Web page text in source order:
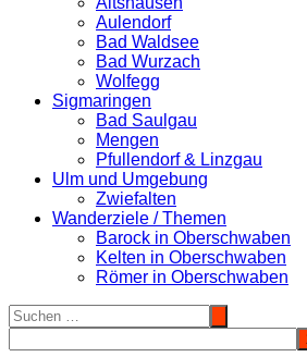
Aulendorf
Bad Waldsee
Bad Wurzach
Wolfegg
Sigmaringen
Bad Saulgau
Mengen
Pfullendorf & Linzgau
Ulm und Umgebung
Zwiefalten
Wanderziele / Themen
Barock in Oberschwaben
Kelten in Oberschwaben
Römer in Oberschwaben